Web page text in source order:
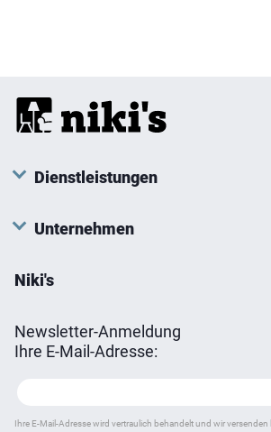
Dienstleistungen
Unternehmen
Niki's
Newsletter-Anmeldung
Ihre E-Mail-Adresse:
Ihre E-Mail-Adresse wird vertraulich behandelt und wir